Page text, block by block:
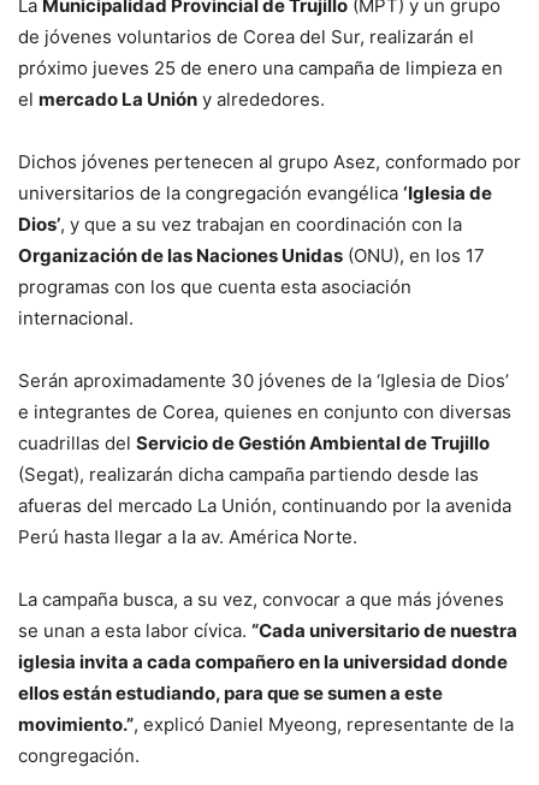
La Municipalidad Provincial de Trujillo (MPT) y un grupo
de jóvenes voluntarios de Corea del Sur, realizarán el
próximo jueves 25 de enero una campaña de limpieza en
el mercado La Unión y alrededores.
Dichos jóvenes pertenecen al grupo Asez, conformado por
universitarios de la congregación evangélica ‘Iglesia de
Dios’, y que a su vez trabajan en coordinación con la
Organización de las Naciones Unidas (ONU), en los 17
programas con los que cuenta esta asociación
internacional.
Serán aproximadamente 30 jóvenes de la ‘Iglesia de Dios’
e integrantes de Corea, quienes en conjunto con diversas
cuadrillas del Servicio de Gestión Ambiental de Trujillo
(Segat), realizarán dicha campaña partiendo desde las
afueras del mercado La Unión, continuando por la avenida
Perú hasta llegar a la av. América Norte.
La campaña busca, a su vez, convocar a que más jóvenes
se unan a esta labor cívica. “Cada universitario de nuestra
iglesia invita a cada compañero en la universidad donde
ellos están estudiando, para que se sumen a este
movimiento.”, explicó Daniel Myeong, representante de la
congregación.